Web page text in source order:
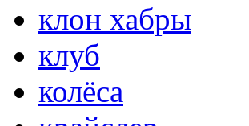
клон хабры
клуб
колёса